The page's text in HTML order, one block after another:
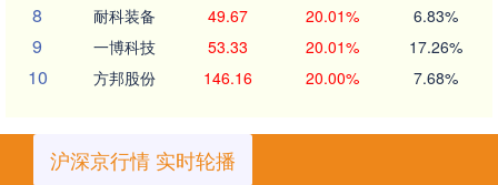
8 耐科装备 49.67 20.01% 6.83%
9 一博科技 53.33 20.01% 17.26%
10 方邦股份 146.16 20.00% 7.68%
沪深京行情 实时轮播